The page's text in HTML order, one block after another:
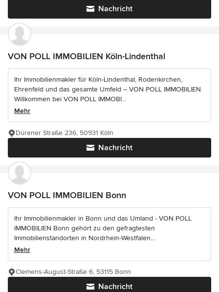
Nachricht
VON POLL IMMOBILIEN Köln-Lindenthal
Ihr Immobilienmakler für Köln-Lindenthal, Rodenkirchen,
Ehrenfeld und das gesamte Umfeld – VON POLL IMMOBILIEN
Willkommen bei VON POLL IMMOBI...
Mehr
Nachricht
Dürener Straße 236, 50931 Köln
VON POLL IMMOBILIEN Bonn
Ihr Immobilienmakler in Bonn und das Umland - VON POLL
IMMOBILIEN Bonn gehört zu den gefragtesten
Immobilienstandorten in Nordrhein-Westfalen...
Mehr
Nachricht
Clemens-August-Straße 6, 53115 Bonn